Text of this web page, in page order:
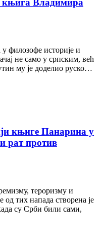
књига Владимира
филозофе историје и
не само у српским, већ
му је доделио руско…
књиге Панарина у
рат против
тероризму и
од тих напада створена је
су Срби били сами,